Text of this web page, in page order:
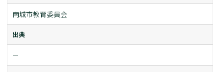
南城市教育委員会
出典
ー